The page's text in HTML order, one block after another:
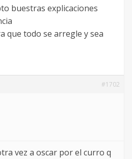
buestras explicaciones
que todo se arregle y sea
#1702
vez a oscar por el curro q